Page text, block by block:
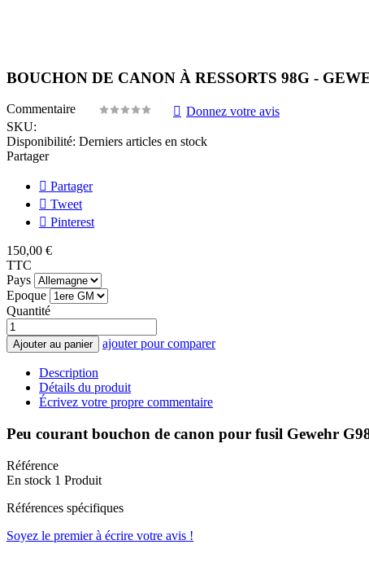
BOUCHON DE CANON À RESSORTS 98G -
Commentaire
Donnez votre avis
SKU:
Disponibilité: Derniers articles en stock
Partager
Partager
Tweet
Pinterest
150,00 €
TTC
Pays
Epoque
Quantité
Ajouter au panier ajouter pour comparer
Description
Détails du produit
Écrivez votre propre commentaire
Peu courant bouchon de canon pour fusil Gewehr
Référence
En stock 1 Produit
Références spécifiques
Soyez le premier à écrire votre avis !